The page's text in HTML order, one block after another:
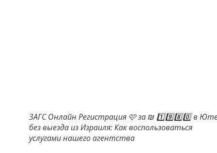
ЗАГС Онлайн Регистрация 🩷 за ₪ 1️⃣9️⃣8️⃣0️⃣ в
без выезда из Израиля: Как воспользоваться
услугами нашего агентства